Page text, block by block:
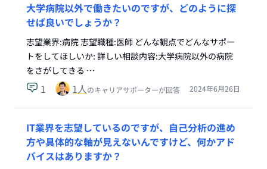
大学病院以外で働きたいのですが、どのように探
せば良いでしょうか？
志望業界:病院 志望職種:医師 どんな観点でどんなサポー
トをしてほしいか: 詳しい相談内容:大学病院以外の病院
をさがしてきる …
1 1人のキャリアサポーターが回答 2024年6月26日
IT業界を志望しているのですが、自己分析の進め
方や具体的な軸が見えないんですけど、何かアド
バイスはありますか？